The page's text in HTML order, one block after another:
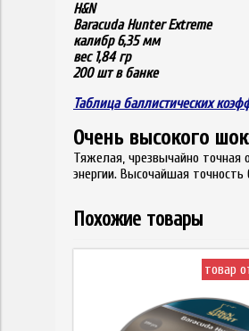
H&N
Baracuda Hunter Extreme
калибр 6,35 мм
вес 1,84 гр
200 шт в банке
Таблица баллистических
Очень высокого
Тяжелая, чрезвычайно точная
энергии. Высочайшая
Похожие товары
товар